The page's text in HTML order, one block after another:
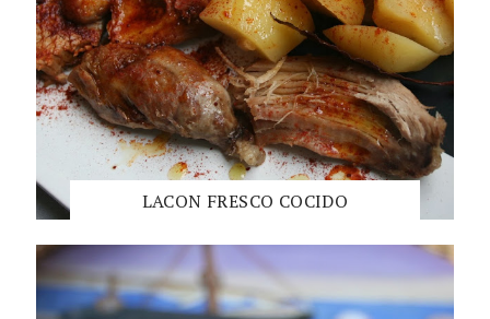
LACON FRESCO COCIDO